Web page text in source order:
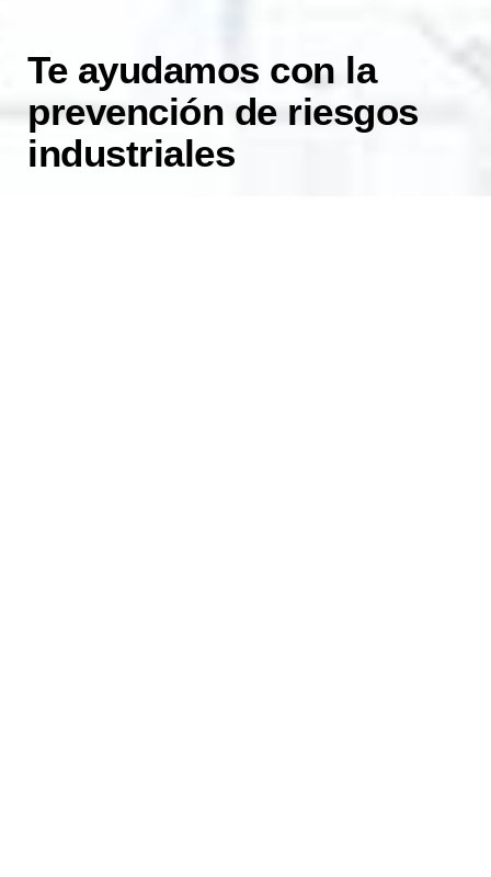
Te ayudamos con la
prevención de riesgos
industriales